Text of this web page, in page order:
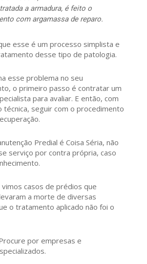
a armadura, é feito o
com argamassa de reparo.
esse é um processo simplista e
desse tipo de patologia.
esse problema no seu
o primeiro passo é contratar um
para avaliar. E então, com
técnica, seguir com o procedimento
Predial é Coisa Séria, não
serviço por contra própria, caso
casos de prédios que
a morte de diversas
o tratamento aplicado não foi o
por empresas e